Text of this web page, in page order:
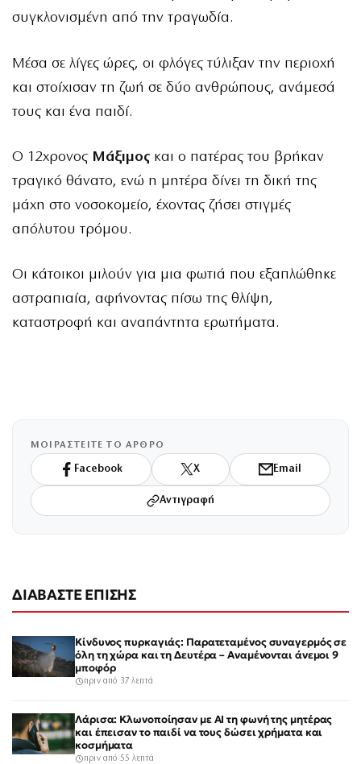
συγκλονισμένη από την τραγωδία.
Μέσα σε λίγες ώρες, οι φλόγες τύλιξαν την περιοχή
και στοίχισαν τη ζωή σε δύο ανθρώπους, ανάμεσά
τους και ένα παιδί.
Ο 12χρονος Μάξιμος και ο πατέρας του βρήκαν
τραγικό θάνατο, ενώ η μητέρα δίνει τη δική της
μάχη στο νοσοκομείο, έχοντας ζήσει στιγμές
απόλυτου τρόμου.
Οι κάτοικοι μιλούν για μια φωτιά που εξαπλώθηκε
αστραπιαία, αφήνοντας πίσω της θλίψη,
καταστροφή και αναπάντητα ερωτήματα.
ΜΟΙΡΑΣΤΕΙΤΕ ΤΟ ΑΡΘΡΟ
Facebook X Email
Αντιγραφή
ΔΙΑΒΑΣΤΕ ΕΠΙΣΗΣ
Κίνδυνος πυρκαγιάς: Παρατεταμένος συναγερμός σε
όλη τη χώρα και τη Δευτέρα – Αναμένονται άνεμοι 9
μποφόρ
πριν από 37 λεπτά
Λάρισα: Κλωνοποίησαν με AI τη φωνή της μητέρας
και έπεισαν το παιδί να τους δώσει χρήματα και
κοσμήματα
πριν από 55 λεπτά